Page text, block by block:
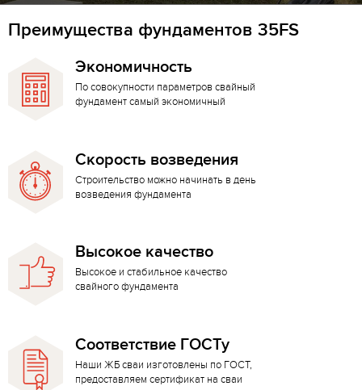
Преимущества фундаментов 35FS
Экономичность
По совокупности параметров свайный
фундамент самый экономичный
Скорость возведения
Строительство можно начинать в день
возведения фундамента
Высокое качество
Высокое и стабильное качество
свайного фундамента
Соответствие ГОСТу
Наши ЖБ сваи изготовлены по ГОСТ,
предоставляем сертификат на сваи